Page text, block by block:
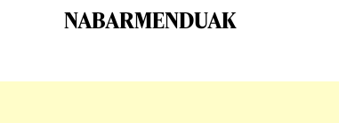
NABARMENDUAK